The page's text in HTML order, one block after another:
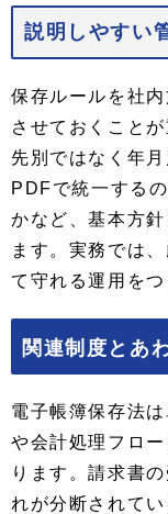
説明しやすい
保存ルールを社
させておくこと
先別ではなく年
PDFで統一する
かなど、基本方
ます。実務では
て守れる運用を
関連制度とあ
電子帳簿保存法
や会計処理フロ
ります。請求書
れが分断されて